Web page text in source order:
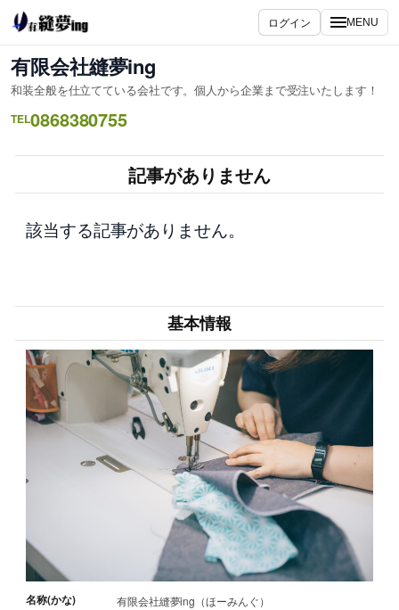
内
容
を
ス
キ
ッ
ログイン MENU
有限会社縫夢ing
和装全般を仕立てている会社です。個人から企業まで受注いたします！
TEL0868380755
記事がありません
該当する記事がありません。
基本情報
名称(かな) 有限会社縫夢ing（ほーみんぐ）